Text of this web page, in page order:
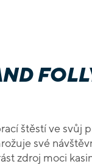
štěstí ve svůj
své
zdroj moci